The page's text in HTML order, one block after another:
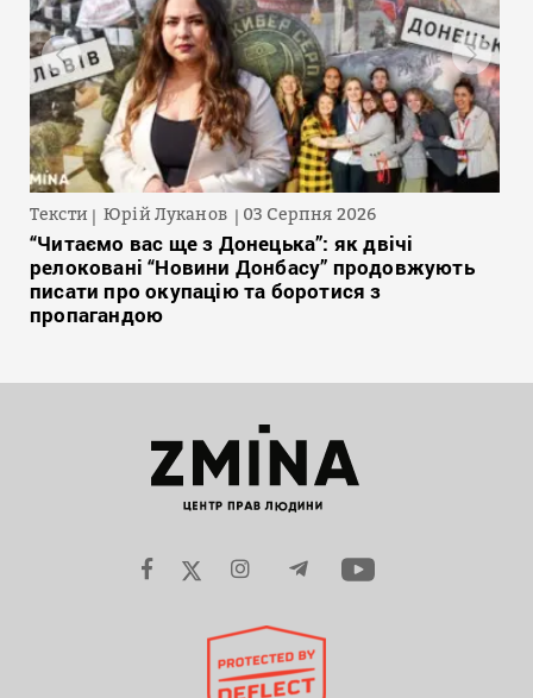
Тексти Юрій Луканов 03 Серпня 2026
“Читаємо вас ще з Донецька”: як двічі
релоковані “Новини Донбасу” продовжують
писати про окупацію та боротися з
пропагандою